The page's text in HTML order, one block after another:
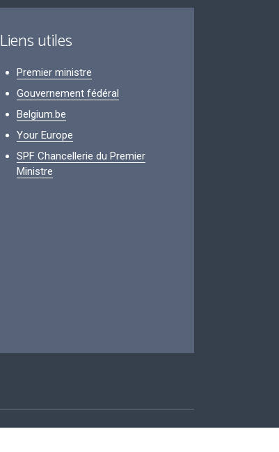
Liens utiles
Premier ministre
Gouvernement fédéral
Belgium.be
Your Europe
SPF Chancellerie du Premier
Ministre